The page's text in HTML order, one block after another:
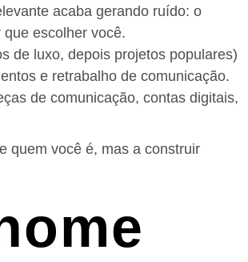
acaba gerando ruído: o
escolher você.
de luxo, depois projetos populares)
e retrabalho de comunicação.
de comunicação, contas digitais,
quem você é, mas a construir